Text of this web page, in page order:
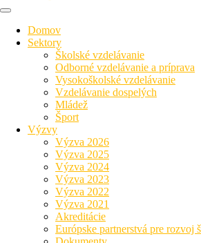
Domov
Sektory
Školské vzdelávanie
Odborné vzdelávanie a príprava
Vysokoškolské vzdelávanie
Vzdelávanie dospelých
Mládež
Šport
Výzvy
Výzva 2026
Výzva 2025
Výzva 2024
Výzva 2023
Výzva 2022
Výzva 2021
Akreditácie
Európske partnerstvá pre rozvoj